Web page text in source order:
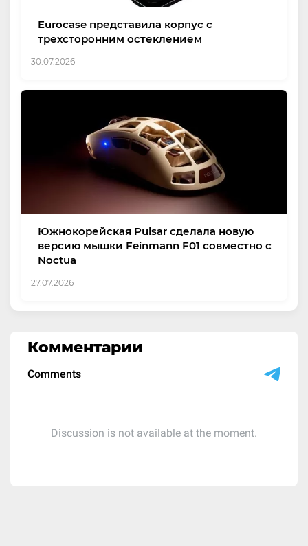
Eurocase представила корпус с
трехсторонним остеклением
30.07.2026
Южнокорейская Pulsar сделала новую
версию мышки Feinmann F01 совместно с
Noctua
27.07.2026
Комментарии